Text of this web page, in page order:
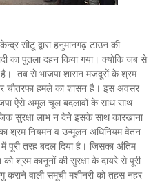
सीटू द्वारा हनुमानगढ़ टाउन की
का पुतला दहन किया गया। क्योकि जब से
है। तब से भाजपा शासन मजदूरों के श्रम
चौतरफा हमले का शासन है। इस अवसर
ऐसे अमूल चूल बदलावों के साथ साथ
सुरक्षा लाभ न देने इसके साथ कारखाना
श्रम नियमन व उन्मूलन अधिनियम वेतन
पूरी तरह बदल दिया है। जिसका अंतिम
श्रम कानूनों की सुरक्षा के दायरे से पूरी
वाली समूची मशीनरी को तहस नहर